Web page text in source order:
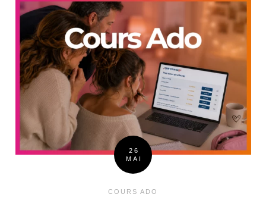
26
MAI
COURS ADO